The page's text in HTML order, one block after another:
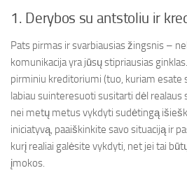
1. Derybos su antstoliu ir
Pats pirmas ir svarbiausias žingsnis –
komunikacija yra jūsų stipriausias
pirminiu kreditoriumi (tuo, kuriam esate
labiau suinteresuoti susitarti dėl
nei metų metus vykdyti sudėtingą
iniciatyvą, paaiškinkite savo situaciją ir
kurį realiai galėsite vykdyti, net jei tai
įmokos.